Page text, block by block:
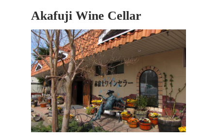
Akafuji Wine Cellar
ที่พัก
สาระน่ารู้
VIDEO
ภาพประทับใจ